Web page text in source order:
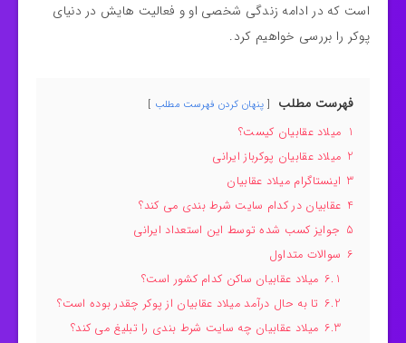
است که در ادامه زندگی شخصی او و فعالیت هایش در دنیای
پوکر را بررسی خواهیم کرد.
فهرست مطلب پنهان کردن فهرست مطلب
1 میلاد عقابیان کیست؟
2 میلاد عقابیان پوکرباز ایرانی
3 اینستاگرام میلاد عقابیان
4 عقابیان در کدام سایت شرط بندی می کند؟
5 جوایز کسب شده توسط این استعداد ایرانی
6 سوالات متداول
6.1 میلاد عقابیان ساکن کدام کشور است؟
6.2 تا به حال درآمد میلاد عقابیان از پوکر چقدر بوده است؟
6.3 میلاد عقابیان چه سایت شرط بندی را تبلیغ می کند؟